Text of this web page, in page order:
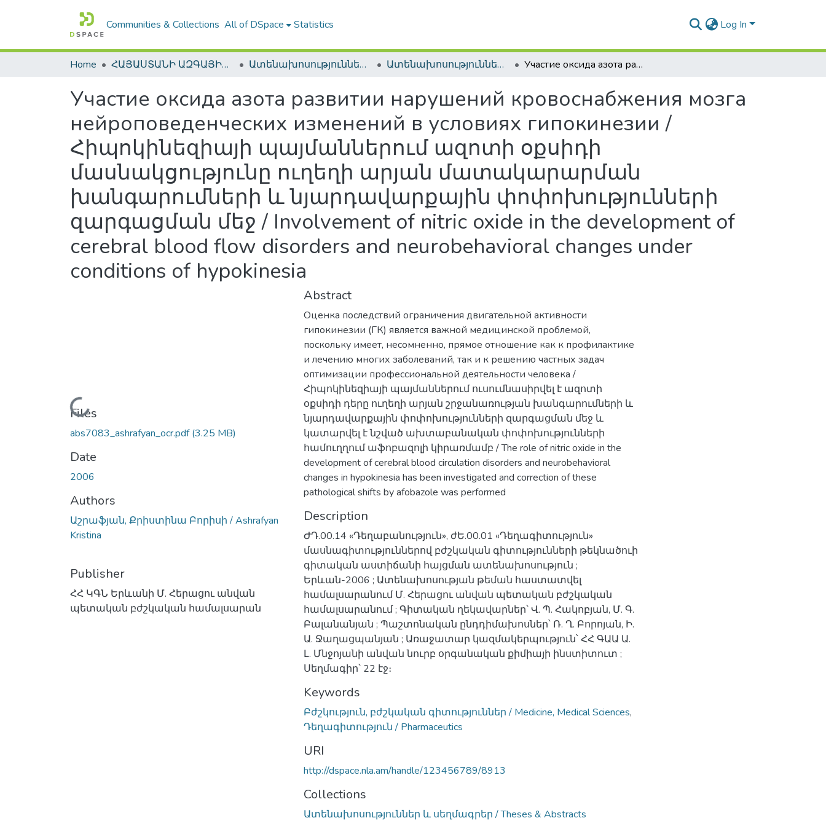
Communities & Collections All of DSpace Statistics Log In
Home ՀԱՅԱՍՏԱՆԻ ԱԶԳԱՅԻՆ ԳՐԱԴԱՐԱՆԻ ԹՎԱՅԻՆ ՊԱՀՈՑ / DIGITAL REPOSITORY OF NLA Ատենախոսություններ և սեղմագրեր / Theses & Abstracts Ատենախոսություններ և սեղմագրեր / Theses & Abstracts Участие оксида азота развитии нарушений кровоснабжения мозга нейроповеденческих изменений в условиях гипокинезии / Հիպոկինեզիայի պայմաններում ազոտի օքսիդի մասնակցությունը ուղեղի արյան մատակարարման խանգարումների և նյարդավարքային փոփոխությունների զարգացման մեջ / Involvement of nitric oxide in the development of cerebral blood flow disorders and neurobehavioral changes under conditions of hypokinesia
Участие оксида азота развитии нарушений кровоснабжения мозга
нейроповеденческих изменений в условиях гипокинезии /
Հիպոկինեզիայի պայմաններում ազոտի օքսիդի
մասնակցությունը ուղեղի արյան մատակարարման
խանգարումների և նյարդավարքային փոփոխությունների
զարգացման մեջ / Involvement of nitric oxide in the development of
cerebral blood flow disorders and neurobehavioral changes under
conditions of hypokinesia
Loading...
Files
abs7083_ashrafyan_ocr.pdf(3.25 MB)
Date
2006
Authors
Աշրաֆյան, Քրիստինա Բորիսի / Ashrafyan
Kristina
Publisher
ՀՀ ԿԳՆ Երևանի Մ. Հերացու անվան
պետական բժշկական համալսարան
Abstract
Оценка последствий ограничения двигательной активности
гипокинезии (ГК) является важной медицинской проблемой,
поскольку имеет, несомненно, прямое отношение как к профилактике
и лечению многих заболеваний, так и к решению частных задач
оптимизации профессиональной деятельности человека /
Հիպոկինեզիայի պայմաններում ուսումնասիրվել է ազոտի
օքսիդի դերը ուղեղի արյան շրջանառության խանգարումների և
նյարդավարքային փոփոխությունների զարգացման մեջ և
կատարվել է նշված ախտաբանական փոփոխությունների
համուղղում աֆոբազոլի կիրառմամբ / The role of nitric oxide in the
development of cerebral blood circulation disorders and neurobehavioral
changes in hypokinesia has been investigated and correction of these
pathological shifts by afobazole was performed
Description
ԺԴ.00.14 «Դեղաբանություն», ժԵ.00.01 «Դեղագիտություն»
մասնագիտություններով բժշկական գիտությունների թեկնածուի
գիտական աստիճանի հայցման ատենախոսություն ;
Երևան-2006 ; Ատենախոսության թեման հաստատվել
համալսարանում Մ. Հերացու անվան պետական բժշկական
համալսարանում ; Գիտական ղեկավարներ՝ Վ. Պ. Հակոբյան, Մ. Գ.
Բալանանյան ; Պաշտոնական ընդդիմախոսներ՝ Ռ. Ղ. Բորոյան, Ի.
Ա. Ջաղացպանյան ; Առաջատար կազմակերպություն՝ ՀՀ ԳԱԱ Ա.
Լ. Մնջոյանի անվան նուրբ օրգանական քիմիայի ինստիտուտ ;
Սեղմագիր՝ 22 էջ։
Keywords
Բժշկություն, բժշկական գիտություններ / Medicine, Medical Sciences,
Դեղագիտություն / Pharmaceutics
URI
http://dspace.nla.am/handle/123456789/8913
Collections
Ատենախոսություններ և սեղմագրեր / Theses & Abstracts